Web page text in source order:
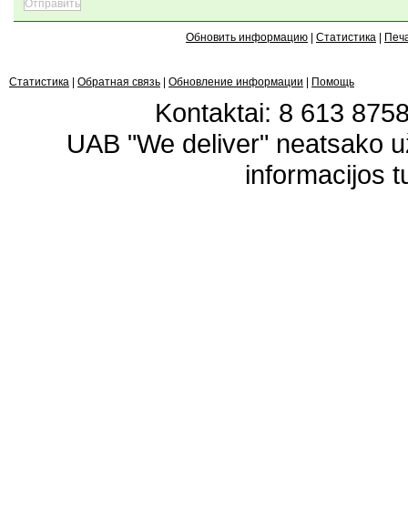
Обновить информацию Статистика
Статистика Обратная связь Обновление информации Помощь
Kontaktai: 8 613
UAB "We deliver" neatsako
informacijos